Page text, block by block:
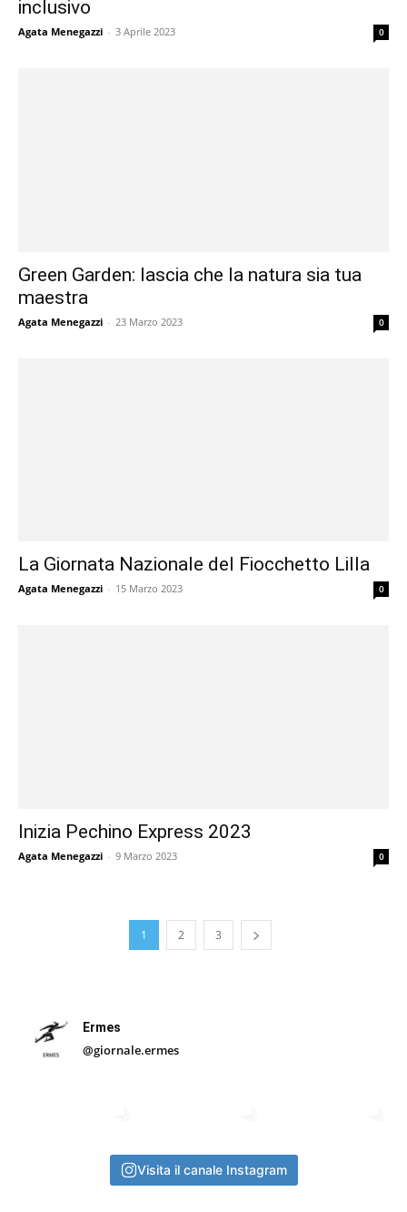
inclusivo
Agata Menegazzi - 3 Aprile 2023 0
Green Garden: lascia che la natura sia tua
maestra
Agata Menegazzi - 23 Marzo 2023 0
La Giornata Nazionale del Fiocchetto Lilla
Agata Menegazzi - 15 Marzo 2023 0
Inizia Pechino Express 2023
Agata Menegazzi - 9 Marzo 2023 0
1 2 3
Ermes
@giornale.ermes
Visita il canale Instagram